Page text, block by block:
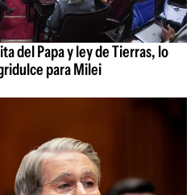
del Papa y ley de Tierras, lo
para Milei